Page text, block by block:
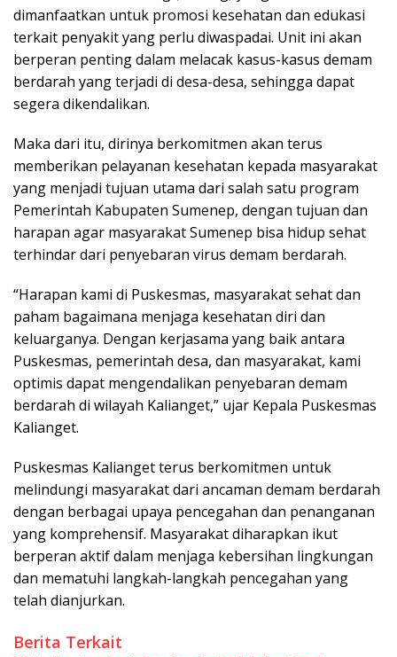
dimanfaatkan untuk promosi kesehatan dan edukasi
terkait penyakit yang perlu diwaspadai. Unit ini akan
berperan penting dalam melacak kasus-kasus demam
berdarah yang terjadi di desa-desa, sehingga dapat
segera dikendalikan.
Maka dari itu, dirinya berkomitmen akan terus
memberikan pelayanan kesehatan kepada masyarakat
yang menjadi tujuan utama dari salah satu program
Pemerintah Kabupaten Sumenep, dengan tujuan dan
harapan agar masyarakat Sumenep bisa hidup sehat
terhindar dari penyebaran virus demam berdarah.
“Harapan kami di Puskesmas, masyarakat sehat dan
paham bagaimana menjaga kesehatan diri dan
keluarganya. Dengan kerjasama yang baik antara
Puskesmas, pemerintah desa, dan masyarakat, kami
optimis dapat mengendalikan penyebaran demam
berdarah di wilayah Kalianget,” ujar Kepala Puskesmas
Kalianget.
Puskesmas Kalianget terus berkomitmen untuk
melindungi masyarakat dari ancaman demam berdarah
dengan berbagai upaya pencegahan dan penanganan
yang komprehensif. Masyarakat diharapkan ikut
berperan aktif dalam menjaga kebersihan lingkungan
dan mematuhi langkah-langkah pencegahan yang
telah dianjurkan.
Berita Terkait